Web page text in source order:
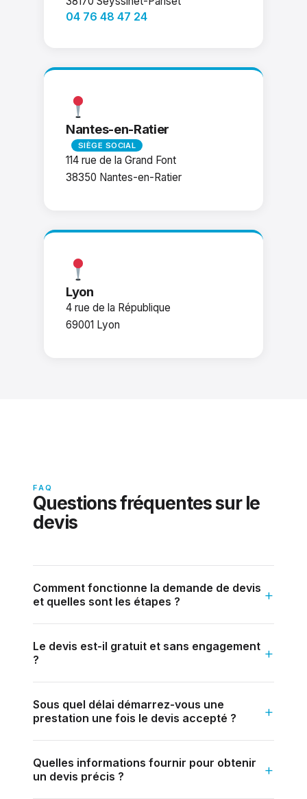
04 76 48 47 24
Nantes-en-Ratier
SIÈGE SOCIAL
114 rue de la Grand Font
38350 Nantes-en-Ratier
Lyon
4 rue de la République
69001 Lyon
FAQ
Questions fréquentes sur le
devis
Comment fonctionne la demande de devis
et quelles sont les étapes ?
Le devis est-il gratuit et sans engagement
?
Sous quel délai démarrez-vous une
prestation une fois le devis accepté ?
Quelles informations fournir pour obtenir
un devis précis ?